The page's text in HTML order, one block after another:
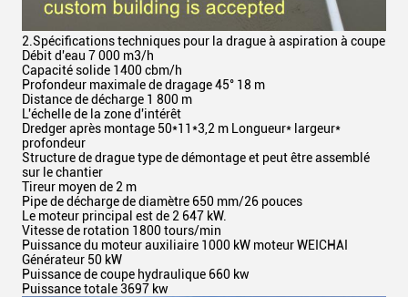
2.Spécifications techniques pour la drague à aspiration à coupe
Débit d'eau 7 000 m3/h
Capacité solide 1400 cbm/h
Profondeur maximale de dragage 45° 18 m
Distance de décharge 1 800 m
L'échelle de la zone d'intérêt
Dredger après montage 50*11*3,2 m Longueur* largeur*
profondeur
Structure de drague type de démontage et peut être assemblé
sur le chantier
Tireur moyen de 2 m
Pipe de décharge de diamètre 650 mm/26 pouces
Le moteur principal est de 2 647 kW.
Vitesse de rotation 1800 tours/min
Puissance du moteur auxiliaire 1000 kW moteur WEICHAI
Générateur 50 kW
Puissance de coupe hydraulique 660 kw
Puissance totale 3697 kw